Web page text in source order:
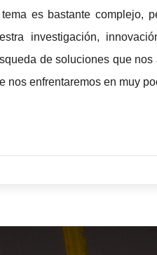
es bastante complejo,
investigación,
de soluciones que
nos enfrentaremos en muy